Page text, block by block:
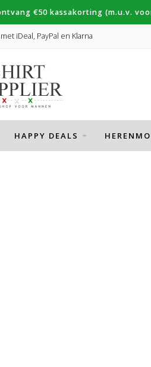
€50 kassakorting (m.u.v.
iDeal, PayPal en Klarna
HAPPY DEALS